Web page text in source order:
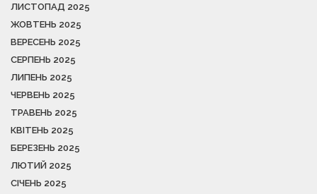
ЛИСТОПАД 2025
ЖОВТЕНЬ 2025
ВЕРЕСЕНЬ 2025
СЕРПЕНЬ 2025
ЛИПЕНЬ 2025
ЧЕРВЕНЬ 2025
ТРАВЕНЬ 2025
КВІТЕНЬ 2025
БЕРЕЗЕНЬ 2025
ЛЮТИЙ 2025
СІЧЕНЬ 2025